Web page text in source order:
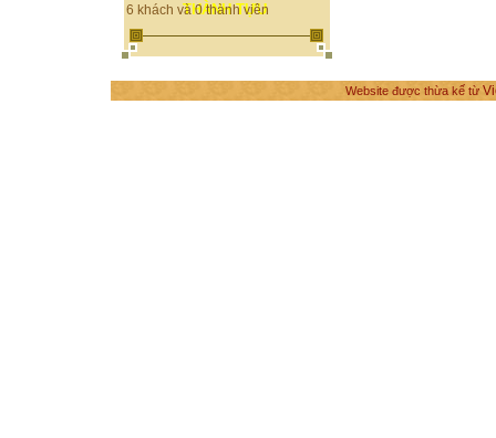
THÀNH TỰU
6 khách và 0 thành viên
Website được thừa kế từ